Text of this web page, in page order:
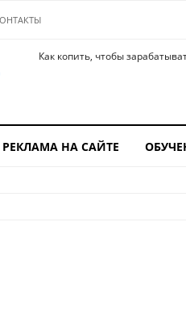
Как копить, чтобы
РЕКЛАМА НА САЙТЕ